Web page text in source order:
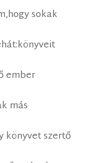
sokak
ember
más
könyvet szertő